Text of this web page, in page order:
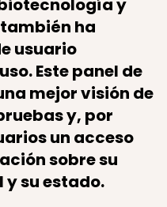
y
también ha
usuario
Este panel de
mejor visión de
y, por
un acceso
sobre su
su estado.